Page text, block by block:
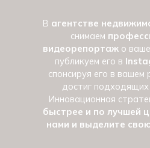
В агентстве
снимаем
видеорепортажо
публикуем его в
спонсируя его в вашем
достиг подходящих
Инновационная
быстрее и по лучшей
нами и выделите